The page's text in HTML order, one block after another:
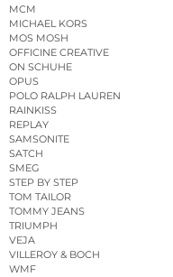
MCM
MICHAEL KORS
MOS MOSH
OFFICINE CREATIVE
ON SCHUHE
OPUS
POLO RALPH LAUREN
RAINKISS
REPLAY
SAMSONITE
SATCH
SMEG
STEP BY STEP
TOM TAILOR
TOMMY JEANS
TRIUMPH
VEJA
VILLEROY & BOCH
WMF